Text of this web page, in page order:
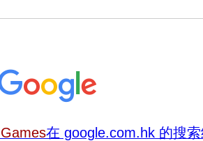
在 google.com.hk 的搜